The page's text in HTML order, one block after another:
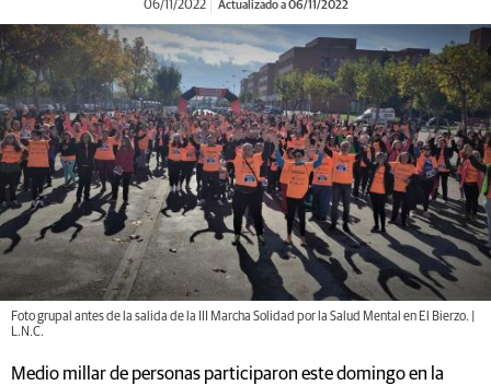
06/11/2022 Actualizado a 06/11/2022
Foto grupal antes de la salida de la III Marcha Solidad por la Salud Mental en El Bierzo. |
L.N.C.
Medio millar de personas participaron este domingo en la